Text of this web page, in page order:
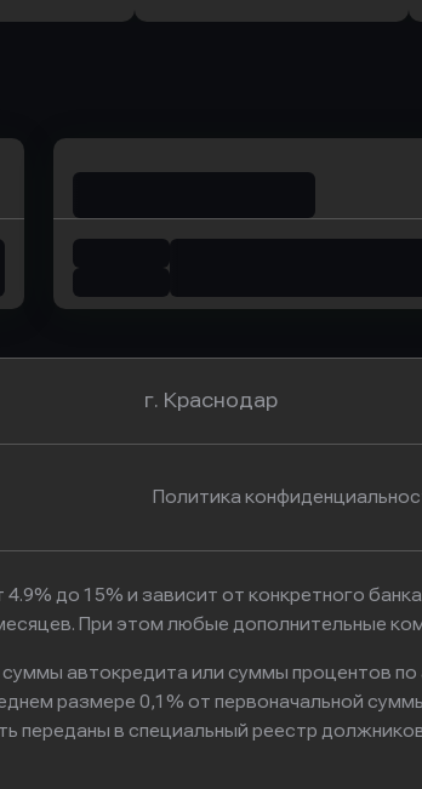
г. Краснодар
Политика
до 15% и зависит от конкретного
При этом любые дополнительные
автокредита или суммы процентов
размере 0,1% от первоначальной
переданы в специальный реестр